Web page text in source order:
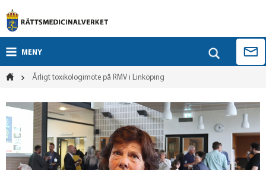
MENY
Årligt toxikologimöte på RMV i Linköping